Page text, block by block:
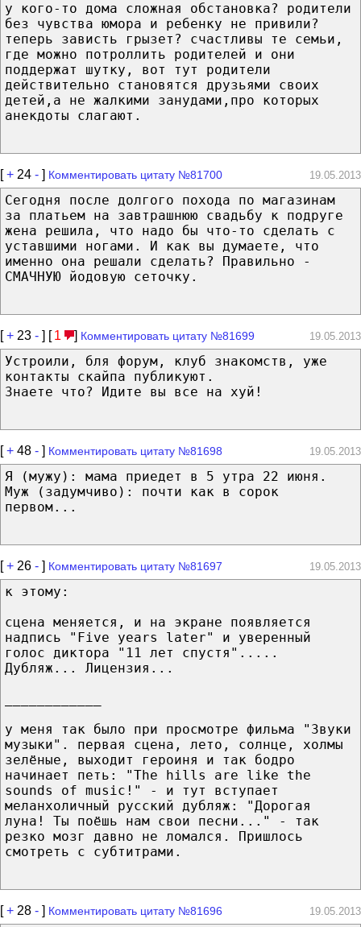
у кого-то дома сложная обстановка? родители
без чувства юмора и ребенку не привили?
теперь зависть грызет? счастливы те семьи,
где можно потроллить родителей и они
поддержат шутку, вот тут родители
действительно становятся друзьями своих
детей,а не жалкими занудами,про которых
анекдоты слагают.
[+ 24 - ] Комментировать цитату №81700 19.05.2013
Сегодня после долгого похода по магазинам
за платьем на завтрашнюю свадьбу к подруге
жена решила, что надо бы что-то сделать с
уставшими ногами. И как вы думаете, что
именно она решали сделать? Правильно -
СМАЧНУЮ йодовую сеточку.
[+ 23 - ] [ 1 ] Комментировать цитату №81699 19.05.2013
Устроили, бля форум, клуб знакомств, уже
контакты скайпа публикуют.
Знаете что? Идите вы все на хуй!
[+ 48 - ] Комментировать цитату №81698 19.05.2013
Я (мужу): мама приедет в 5 утра 22 июня.
Муж (задумчиво): почти как в сорок
первом...
[+ 26 - ] Комментировать цитату №81697 19.05.2013
к этому:
сцена меняется, и на экране появляется
надпись "Five years later" и уверенный
голос диктора "11 лет спустя".....
Дубляж... Лицензия...
у меня так было при просмотре фильма "Звуки
музыки". первая сцена, лето, солнце, холмы
зелёные, выходит героиня и так бодро
начинает петь: "The hills are like the
sounds of music!" - и тут вступает
меланхоличный русский дубляж: "Дорогая
луна! Ты поёшь нам свои песни..." - так
резко мозг давно не ломался. Пришлось
смотреть с субтитрами.
[+ 28 - ] Комментировать цитату №81696 19.05.2013